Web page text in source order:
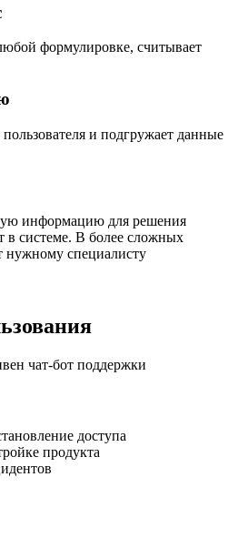
формулировке, считывает
и подгружает данные
информацию для решения
в системе. В более сложных
нужному специалисту
чат-бот поддержки
доступа
продукта